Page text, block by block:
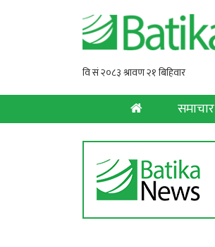
समाचार